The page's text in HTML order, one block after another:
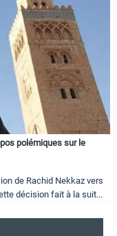
polémiques sur le
de Rachid Nekkaz vers
décision fait à la suit...